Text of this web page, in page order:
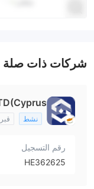
شركات ذات صلة
نشط
رقم التسجيل
HE362625